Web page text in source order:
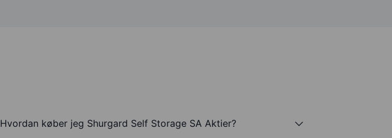
Hvordan køber jeg Shurgard Self Storage SA Aktier?